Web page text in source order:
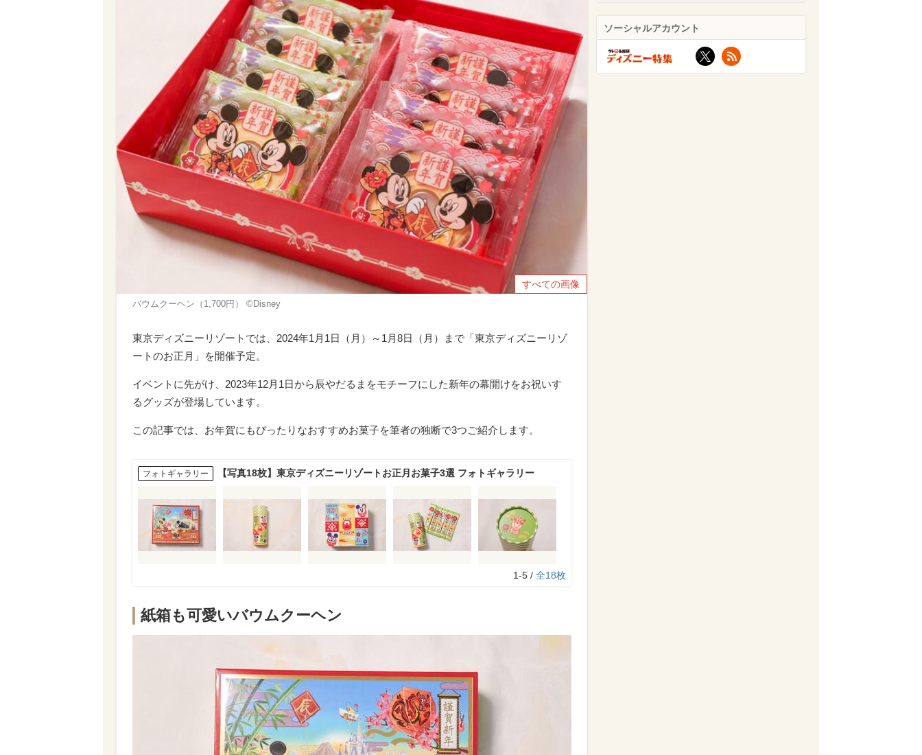
すべての画像
バウムクーヘン（1,700円） ©Disney
東京ディズニーリゾートでは、2024年1月1日（月）～1月8日（月）まで「東京ディズニーリゾ
ートのお正月」を開催予定。
イベントに先がけ、2023年12月1日から辰やだるまをモチーフにした新年の幕開けをお祝いす
るグッズが登場しています。
この記事では、お年賀にもぴったりなおすすめお菓子を筆者の独断で3つご紹介します。
フォトギャラリー 【写真18枚】東京ディズニーリゾートお正月お菓子3選 フォトギャラリー
1-5 / 全18枚
紙箱も可愛いバウムクーヘン
ソーシャルアカウント
X